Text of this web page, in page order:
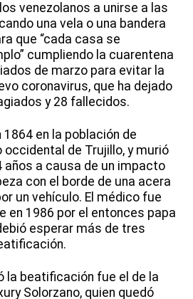
venezolanos a unirse a las
una vela o una bandera
que “cada casa se
cumpliendo la cuarentena
de marzo para evitar la
coronavirus, que ha dejado
y 28 fallecidos.
1864 en la población de
occidental de Trujillo, y murió
años a causa de un impacto
con el borde de una acera
un vehículo. El médico fue
en 1986 por el entonces papa
esperar más de tres
la beatificación fue el de la
Solorzano, quien quedó